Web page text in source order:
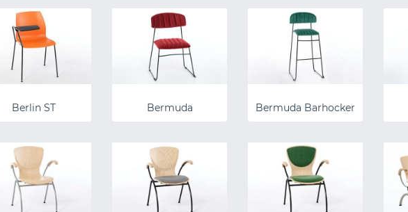
Berlin ST Bermuda Bermuda Barhocker